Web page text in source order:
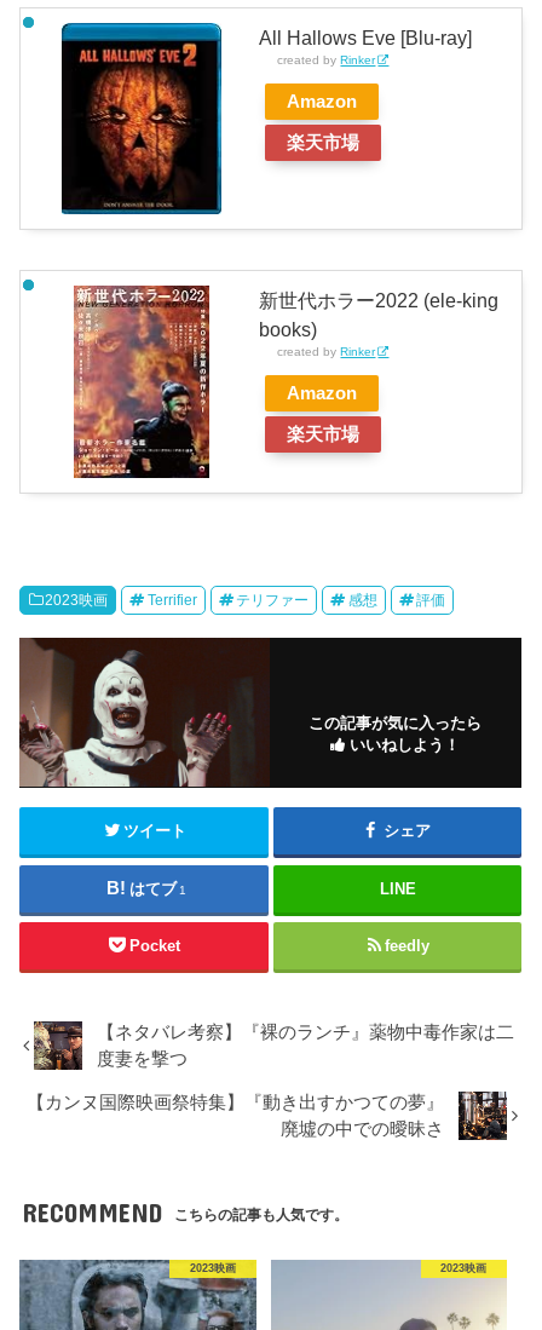
All Hallows Eve [Blu-ray]
created byRinker
Amazon
楽天市場
新世代ホラー2022 (ele-king
books)
created by Rinker
Amazon
楽天市場
2023映画 Terrifier テリファー 感想 評価
この記事が気に入ったら
いいねしよう！
ツイート シェア
はてブ 1 LINE
Pocket feedly
【ネタバレ考察】『裸のランチ』薬物中毒作家は二
度妻を撃つ
【カンヌ国際映画祭特集】『動き出すかつての夢』
廃墟の中での曖昧さ
RECOMMEND こちらの記事も人気です。
2023映画 2023映画